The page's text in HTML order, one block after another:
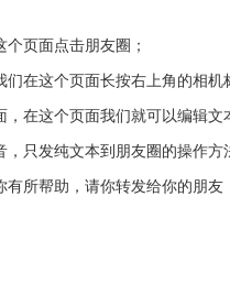
页面点击朋友圈；
在这个页面长按右上角的相机
在这个页面我们就可以编辑文
只发纯文本到朋友圈的操作方
所帮助，请你转发给你的朋